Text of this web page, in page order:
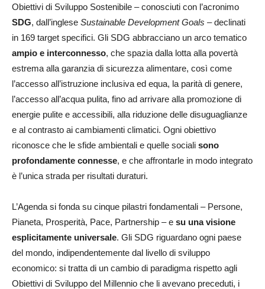
Obiettivi di Sviluppo Sostenibile – conosciuti con l’acronimo
SDG, dall’inglese Sustainable Development Goals – declinati
in 169 target specifici. Gli SDG abbracciano un arco tematico
ampio e interconnesso, che spazia dalla lotta alla povertà
estrema alla garanzia di sicurezza alimentare, così come
l’accesso all’istruzione inclusiva ed equa, la parità di genere,
l’accesso all’acqua pulita, fino ad arrivare alla promozione di
energie pulite e accessibili, alla riduzione delle disuguaglianze
e al contrasto ai cambiamenti climatici. Ogni obiettivo
riconosce che le sfide ambientali e quelle sociali sono
profondamente connesse, e che affrontarle in modo integrato
è l’unica strada per risultati duraturi.
L’Agenda si fonda su cinque pilastri fondamentali – Persone,
Pianeta, Prosperità, Pace, Partnership – e su una visione
esplicitamente universale. Gli SDG riguardano ogni paese
del mondo, indipendentemente dal livello di sviluppo
economico: si tratta di un cambio di paradigma rispetto agli
Obiettivi di Sviluppo del Millennio che li avevano preceduti, i